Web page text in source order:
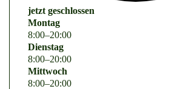
jetzt geschlossen
Montag
8:00–20:00
Dienstag
8:00–20:00
Mittwoch
8:00–20:00